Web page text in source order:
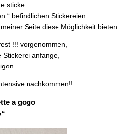
sticke.
“ befindlichen Stickereien.
Seite diese Möglichkeit bieten.
!!! vorgenommen,
anfange,
nachkommen!!
a gogo